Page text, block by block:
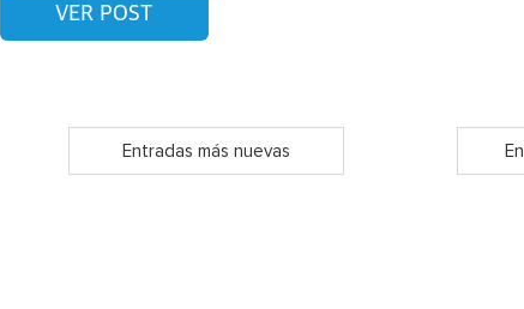
VER POST
Entradas más nuevas